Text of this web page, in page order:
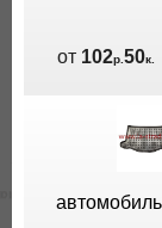
от 102р. 50к.